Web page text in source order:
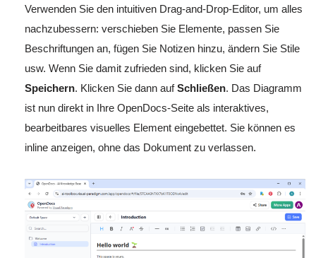
Verwenden Sie den intuitiven Drag-and-Drop-Editor, um alles
nachzubessern: verschieben Sie Elemente, passen Sie
Beschriftungen an, fügen Sie Notizen hinzu, ändern Sie Stile
usw. Wenn Sie damit zufrieden sind, klicken Sie auf
Speichern. Klicken Sie dann aufSchließen. Das Diagramm
ist nun direkt in Ihre OpenDocs-Seite als interaktives,
bearbeitbares visuelles Element eingebettet. Sie können es
inline anzeigen, ohne das Dokument zu verlassen.